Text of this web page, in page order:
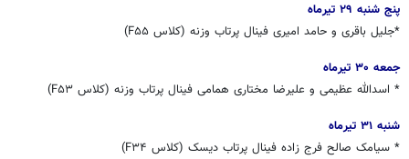
پنج شنبه ۲۹ تیرماه
*جلیل باقری و حامد امیری فینال پرتاب وزنه (کلاس F۵۵)
جمعه ۳۰ تیرماه
* اسدالله عظیمی و علیرضا مختاری همامی فینال پرتاب وزنه (کلاس F۵۳)
شنبه ۳۱ تیرماه
* سیامک صالح فرج زاده فینال پرتاب دیسک (کلاس F۳۴)